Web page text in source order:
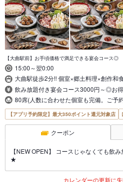
【大曲駅前】お手頃価格で満足できる宴会コース◎
15:00～翌0:00
大曲駅徒歩2分!! 個室×郷土料理×創作和
飲み放題付き宴会コース3000円～◎お
80席(人数に合わせた個室も完備。ご予
【アプリ予約限定】最大350ポイント還元対象店
クーポン
【NEW OPEN】 コースじゃなくても
★
カレンダーの更新に失